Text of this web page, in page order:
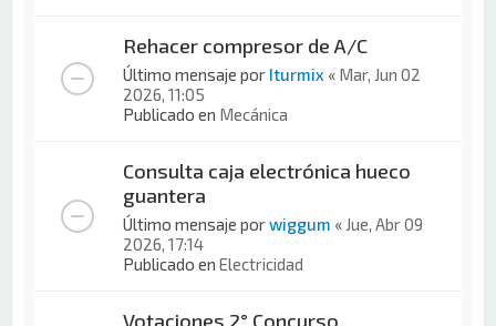
Rehacer compresor de A/C
Último mensaje por Iturmix « Mar, Jun 02
2026, 11:05
Publicado en Mecánica
Consulta caja electrónica hueco
guantera
Último mensaje porwiggum « Jue, Abr 09
2026, 17:14
Publicado enElectricidad
Votaciones 2° Concurso